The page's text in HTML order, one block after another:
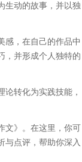
生动的故事，并以独
感，在自己的作品中
，并形成个人独特的
转化为实践技能，
文》。在这里，你可
与点评，帮助你深入